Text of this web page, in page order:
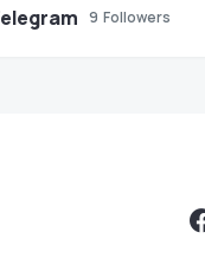
9 Followers